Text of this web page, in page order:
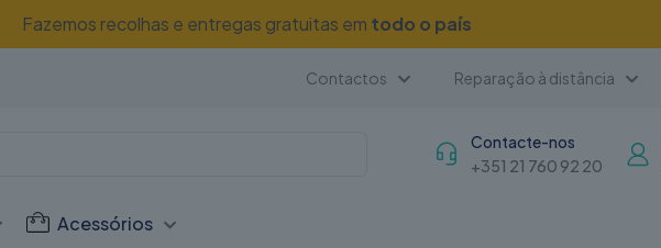
Fazemos recolhas e entregas gratuitas em todo o país
Contactos Reparação à distância
Contacte-nos
+351 21 760 92 20
Acessórios